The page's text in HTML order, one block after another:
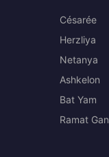
Césarée
Herzliya
Netanya
Ashkelon
Bat Yam
Ramat Gan